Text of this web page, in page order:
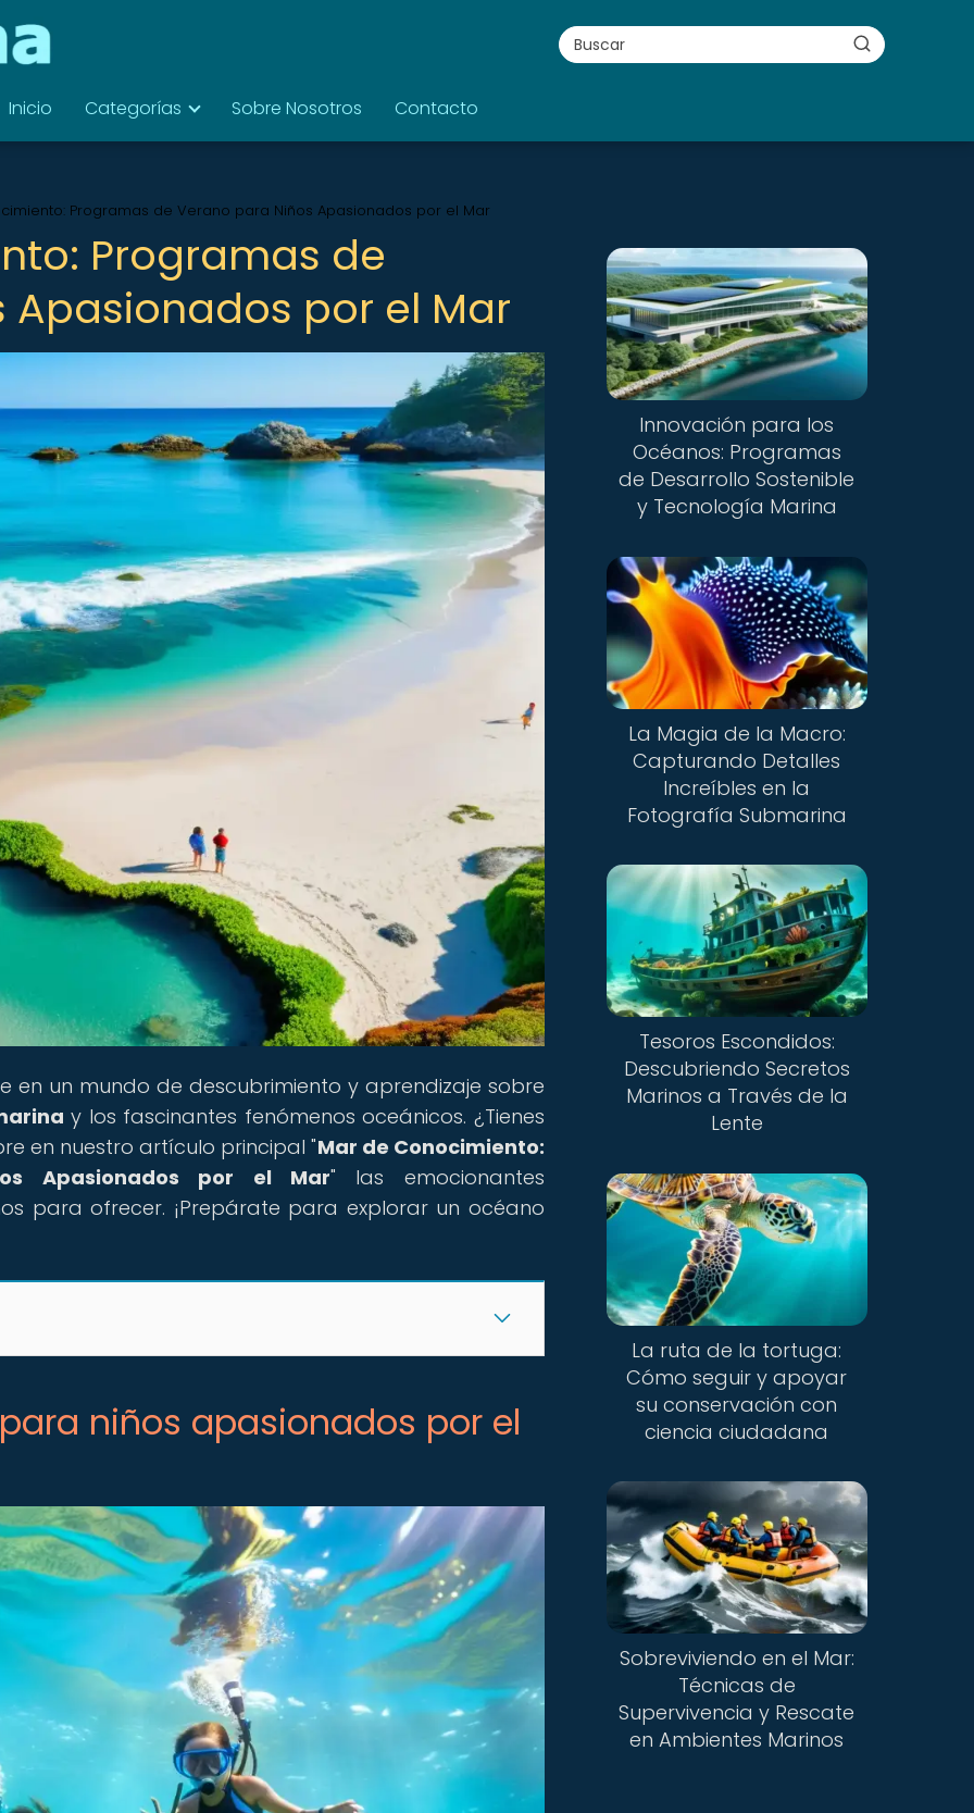
Inicio Categorías Sobre Nosotros Contacto
Programas de Verano para Niños Apasionados por el Mar
Programas de
por el Mar
en un mundo de descubrimiento y aprendizaje sobre
y los fascinantes fenómenos oceánicos. ¿Tienes
en nuestro artículo principal "Mar de Conocimiento:
Apasionados por el Mar" las emocionantes
para ofrecer. ¡Prepárate para explorar un océano
niños apasionados por el
Innovación para los
Océanos: Programas
de Desarrollo Sostenible
y Tecnología Marina
La Magia de la Macro:
Capturando Detalles
Increíbles en la
Fotografía Submarina
Tesoros Escondidos:
Descubriendo Secretos
Marinos a Través de la
Lente
La ruta de la tortuga:
Cómo seguir y apoyar
su conservación con
ciencia ciudadana
Sobreviviendo en el Mar:
Técnicas de
Supervivencia y Rescate
en Ambientes Marinos